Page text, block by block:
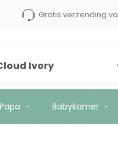
Experts in baby en
Babykamer
Ivory